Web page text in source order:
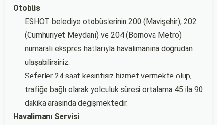
Otobüs
ESHOT belediye otobüslerinin 200 (Mavişehir), 202
(Cumhuriyet Meydanı) ve 204 (Bornova Metro)
numaralı ekspres hatlarıyla havalimanına doğrudan
ulaşabilirsiniz.
Seferler 24 saat kesintisiz hizmet vermekte olup,
trafiğe bağlı olarak yolculuk süresi ortalama 45 ila 90
dakika arasında değişmektedir.
Havalimanı Servisi